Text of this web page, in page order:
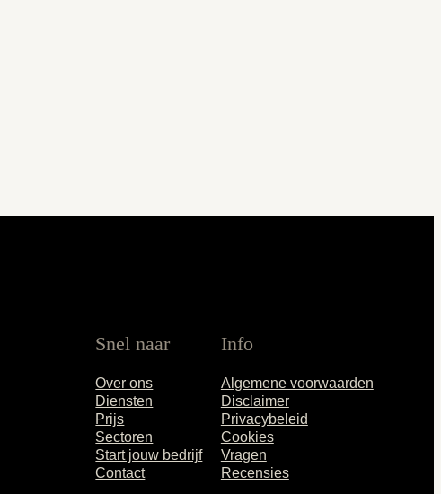
Snel naar
Over ons
Diensten
Prijs
Sectoren
Start jouw bedrijf
Contact
Info
Algemene voorwaarden
Disclaimer
Privacybeleid
Cookies
Vragen
Recensies